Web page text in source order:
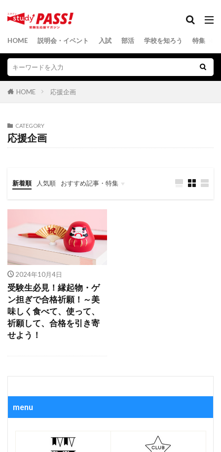
HOME 説明会・イベント 入試 部活 学校を知ろう 特集
HOME 応援企画
CATEGORY
応援企画
新着順 人気順 おすすめ記事・特集
2024年10月4日
受験生必見！縁起物・ゲ
ン担ぎで合格祈願！～美
味しく食べて、使って、
祈願して、合格を引き寄
せよう！
menu